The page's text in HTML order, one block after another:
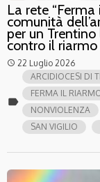
La rete
comunità
per un
contro il riarmo
access_time 22 Luglio 2026
label
ARCIDIOCESI DI
FERMA IL
NONVIOLENZA
SAN VIGILIO